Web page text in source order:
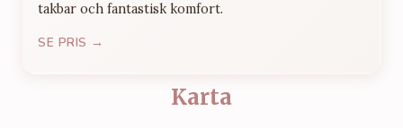
takbar och fantastisk komfort.
SE PRIS →
Karta